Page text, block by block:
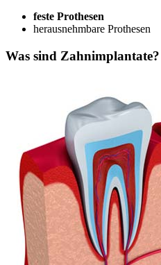
feste Prothesen
herausnehmbare Prothesen
Was sind Zahnimplantate?